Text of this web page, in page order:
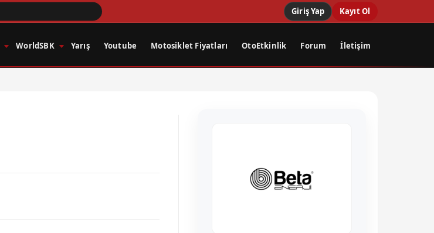
Giriş Yap Kayıt Ol
WorldSBK Yarış Youtube Motosiklet Fiyatları OtoEtkinlik Forum İletişim